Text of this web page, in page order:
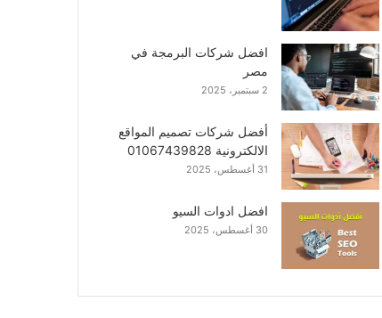
افضل شركات البرمجة في
مصر
2 سبتمبر، 2025
أفضل شركات تصميم المواقع
الالكترونية 01067439828
31 أغسطس، 2025
افضل ادوات السيو
30 أغسطس، 2025